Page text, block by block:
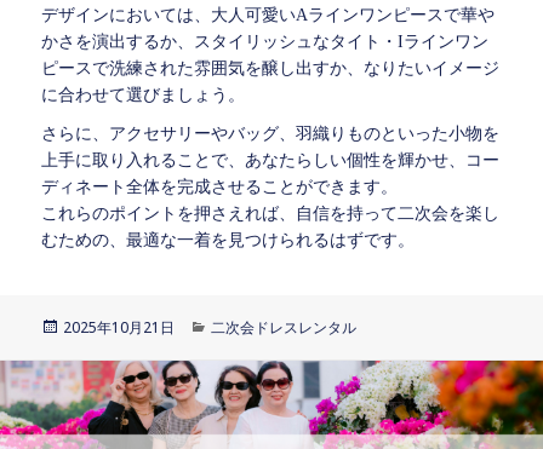
デザインにおいては、大人可愛いAラインワンピースで華や
かさを演出するか、スタイリッシュなタイト・Iラインワン
ピースで洗練された雰囲気を醸し出すか、なりたいイメージ
に合わせて選びましょう。
さらに、アクセサリーやバッグ、羽織りものといった小物を
上手に取り入れることで、あなたらしい個性を輝かせ、コー
ディネート全体を完成させることができます。
これらのポイントを押さえれば、自信を持って二次会を楽し
むための、最適な一着を見つけられるはずです。
投
日:
2025年10月21日
カ
ゴ
リ
ー
二次会ドレスレンタル